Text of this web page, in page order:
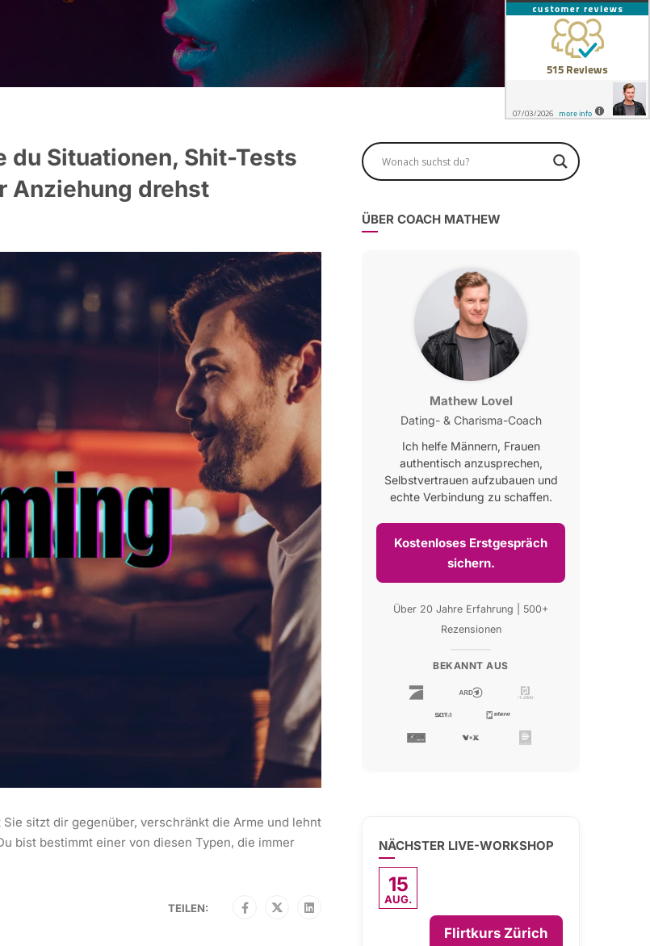
du Situationen, Shit-Tests
Anziehung drehst
sitzt dir gegenüber, verschränkt die Arme und lehnt
bist bestimmt einer von diesen Typen, die immer
TEILEN:
ÜBER COACH MATHEW
Mathew Lovel
Dating- & Charisma-Coach
Ich helfe Männern, Frauen
authentisch anzusprechen,
Selbstvertrauen aufzubauen und
echte Verbindung zu schaffen.
Kostenloses Erstgespräch
sichern.
Über 20 Jahre Erfahrung | 500+
Rezensionen
BEKANNT AUS
NÄCHSTER LIVE-WORKSHOP
15
AUG.
Flirtkurs Zürich